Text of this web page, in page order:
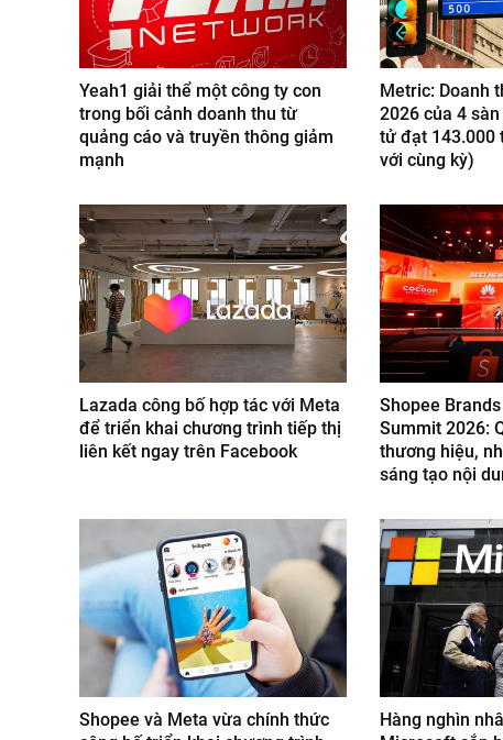
Yeah1 giải thể một công ty con
trong bối cảnh doanh thu từ
quảng cáo và truyền thông giảm
mạnh
Metric: Doanh
2026 của 4
tử đạt 143.000
với cùng kỳ)
Lazada công bố hợp tác với Meta
để triển khai chương trình tiếp thị
liên kết ngay trên Facebook
Shopee
Summit 2026:
thương hiệu,
sáng tạo nội
Shopee và Meta vừa chính thức
Hàng nghìn